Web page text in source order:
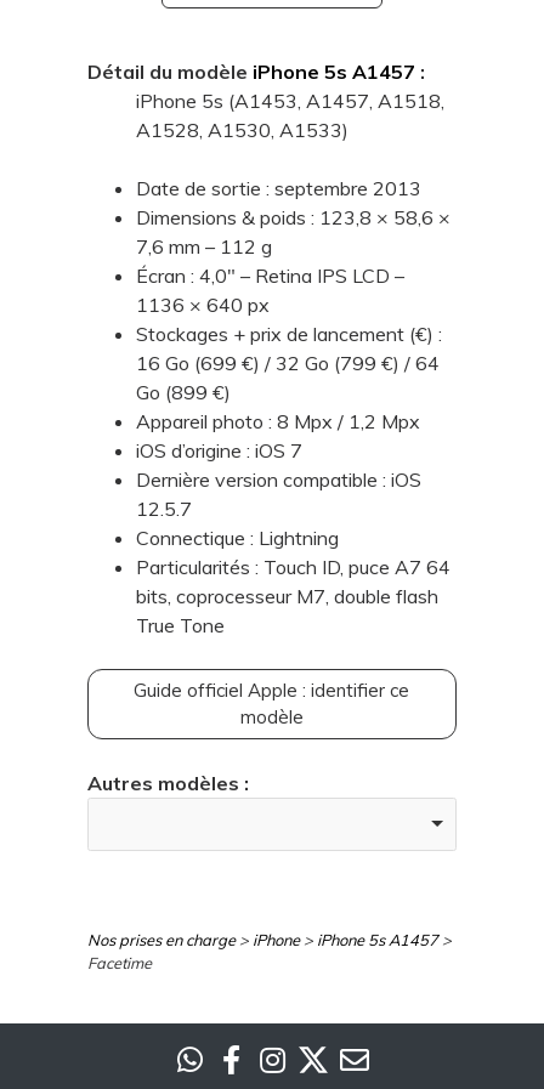
Détail du modèle iPhone 5s A1457 :
iPhone 5s (A1453, A1457, A1518,
A1528, A1530, A1533)
Date de sortie : septembre 2013
Dimensions & poids : 123,8 × 58,6 ×
7,6 mm – 112 g
Écran : 4,0" – Retina IPS LCD –
1136 × 640 px
Stockages + prix de lancement (€) :
16 Go (699 €) / 32 Go (799 €) / 64
Go (899 €)
Appareil photo : 8 Mpx / 1,2 Mpx
iOS d’origine : iOS 7
Dernière version compatible : iOS
12.5.7
Connectique : Lightning
Particularités : Touch ID, puce A7 64
bits, coprocesseur M7, double flash
True Tone
Guide officiel Apple : identifier ce
modèle
Autres modèles :
Nos prises en charge> iPhone> iPhone 5s A1457>
Facetime